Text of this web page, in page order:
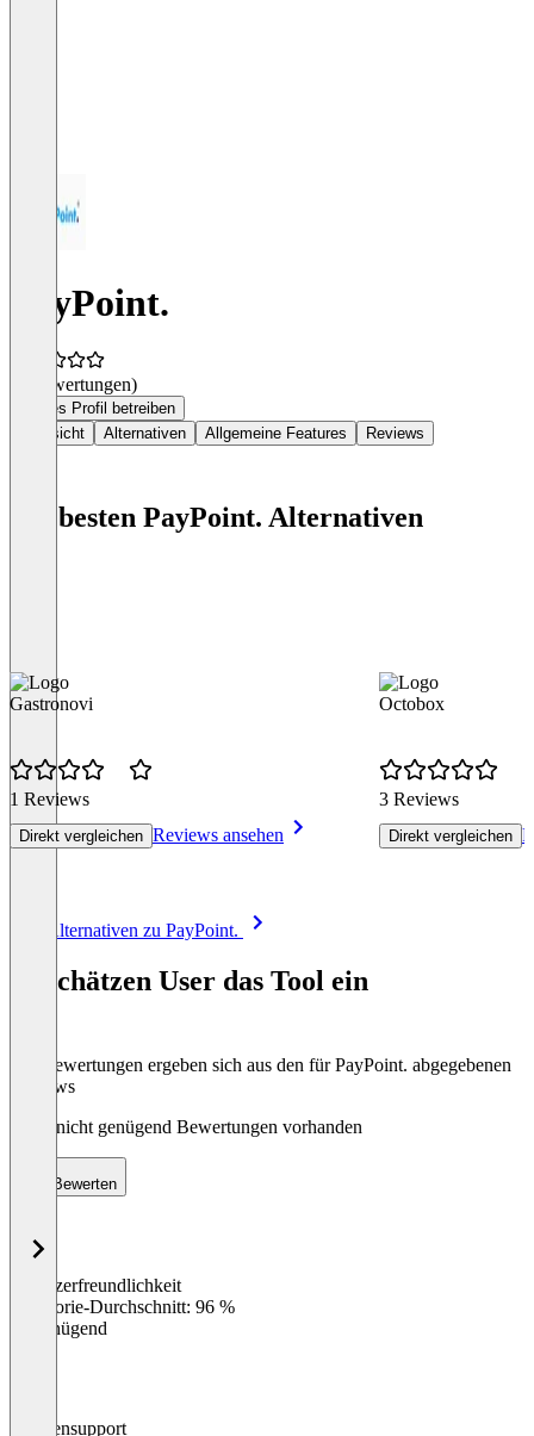
PayPoint.
(0 Bewertungen)
Dieses Profil betreiben
Übersicht
Alternativen Allgemeine Features Reviews
Die besten PayPoint. Alternativen
Gastronovi
1 Reviews
Direkt vergleichen Reviews ansehen
Octobox
3 Reviews
Direkt vergleichen
Alle Alternativen zu PayPoint.
So schätzen User das Tool ein
Die Bewertungen ergeben sich aus den für PayPoint. abgegebenen
Reviews
Noch nicht genügend Bewertungen vorhanden
Bewerten
Benutzerfreundlichkeit
Kategorie-Durchschnitt: 96 %
Ungenügend
Kundensupport